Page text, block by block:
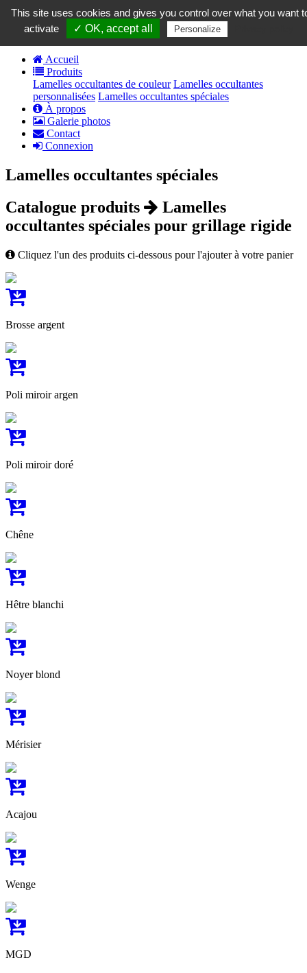
contact@grillamelle.fr
Panier
0
Accueil
Produits
Lamelles occultantes de couleur Lamelles occultantes
personnalisées Lamelles occultantes spéciales
À propos
Galerie photos
Contact
Connexion
Lamelles occultantes spéciales
Catalogue produits
Lamelles
occultantes spéciales pour grillage rigide
Cliquez l'un des produits ci-dessous pour l'ajouter à votre panier
Brosse argent
Poli miroir argen
Poli miroir doré
Chêne
Hêtre blanchi
Noyer blond
Mérisier
Acajou
Wenge
MGD
This site uses cookies and gives you control over what you want
activate
✓ OK, accept all Personalize